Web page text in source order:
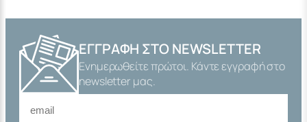
ΕΓΓΡΑΦΉ ΣΤΟ NEWSLETTER
Ενημερωθείτε πρώτοι. Κάντε εγγραφή στο
newsletter μας.